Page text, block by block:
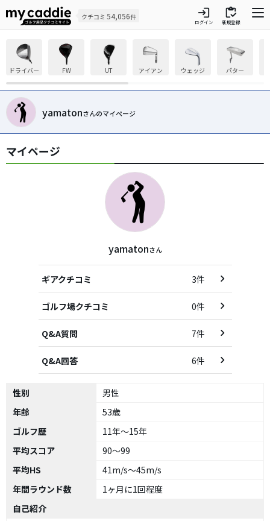
クチコミ 54,056件 login
ログイン
inventory
新規登録
ドライバー FW UT アイアン ウェッジ パター
yamatonさんのマイページ
マイページ
yamatonさん
ギアクチコミ 3件
ゴルフ場クチコミ 0件
Q&A質問 7件
Q&A回答 6件
性別
男性
年齢
53歳
ゴルフ歴
11年～15年
平均スコア
90～99
平均HS
41m/s～45m/s
年間ラウンド数
1ヶ月に1回程度
自己紹介